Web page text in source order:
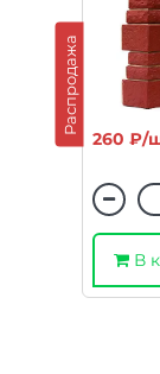
Распродажа
260 ₽/
В